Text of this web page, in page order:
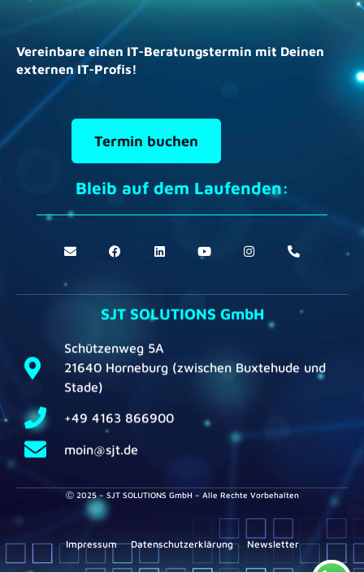
Vereinbare einen IT-Beratungstermin mit Deinen
externen IT-Profis!
Termin buchen
Bleib auf dem Laufenden:
SJT SOLUTIONS GmbH
Schützenweg 5A
21640 Horneburg (zwischen Buxtehude und
Stade)
+49 4163 866900
moin@sjt.de
Ⓒ 2025 – SJT SOLUTIONS GmbH – Alle Rechte Vorbehalten
Impressum Datenschutzerklärung Newsletter